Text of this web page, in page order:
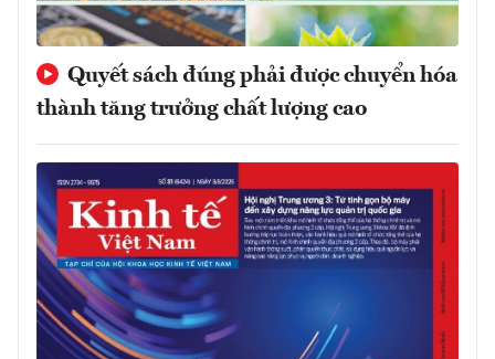
Quyết sách đúng phải được chuyển hóa
thành tăng trưởng chất lượng cao